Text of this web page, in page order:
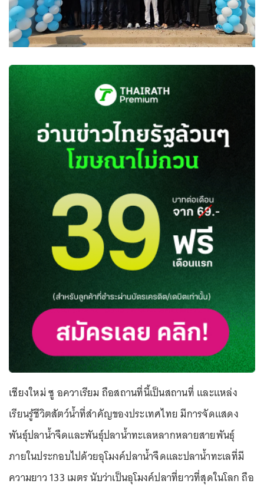
เชียงใหม่ ซู อควาเรียม ถือสถานที่นี้เป็นสถานที่ และแหล่ง
เรียนรู้ชีวิตสัตว์น้ำที่สำคัญของประเทศไทย มีการจัดแสดง
พันธุ์ปลาน้ำจืดและพันธุ์ปลาน้ำทะเลหลากหลายสายพันธุ์
ภายในประกอบไปด้วยอุโมงค์ปลาน้ำจืดและปลาน้ำทะเลที่มี
ความยาว 133 เมตร นับว่าเป็นอุโมงค์ปลาที่ยาวที่สุดในโลก ถือ